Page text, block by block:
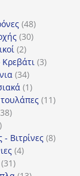
4848
προϊόντα
3030
22
προϊόντα
33
3434
προϊόντα
11
προϊόν
1111
3838
Βιτρίνες 88
44
3131